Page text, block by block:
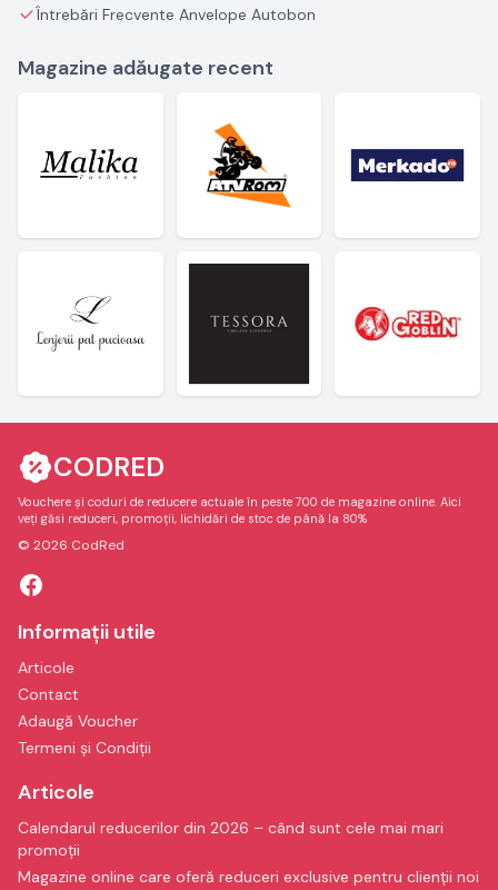
Întrebări Frecvente Anvelope Autobon
Magazine adăugate recent
CODRED
Vouchere și coduri de reducere actuale în peste 700 de magazine online. Aici
veți găsi reduceri, promoții, lichidări de stoc de până la 80%
© 2026 CodRed
Informații utile
Articole
Contact
Adaugă Voucher
Termeni și Condiții
Articole
Calendarul reducerilor din 2026 – când sunt cele mai mari
promoții
Magazine online care oferă reduceri exclusive pentru clienții noi